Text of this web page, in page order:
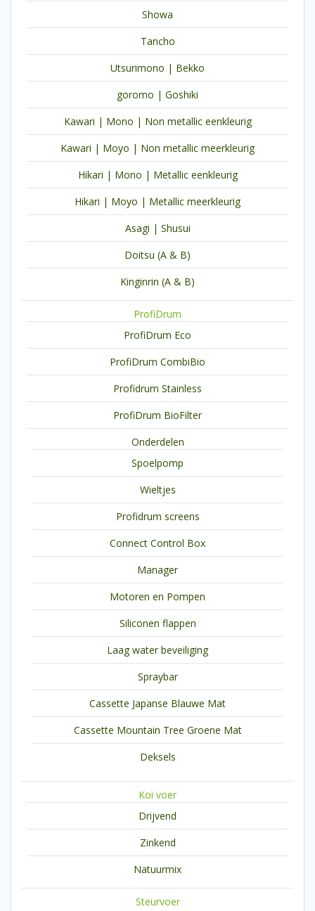
Showa
Tancho
Utsurimono | Bekko
goromo | Goshiki
Kawari | Mono | Non metallic eenkleurig
Kawari | Moyo | Non metallic meerkleurig
Hikari | Mono | Metallic eenkleurig
Hikari | Moyo | Metallic meerkleurig
Asagi | Shusui
Doitsu (A & B)
Kinginrin (A & B)
ProfiDrum
ProfiDrum Eco
ProfiDrum CombiBio
Profidrum Stainless
ProfiDrum BioFilter
Onderdelen
Spoelpomp
Wieltjes
Profidrum screens
Connect Control Box
Manager
Motoren en Pompen
Siliconen flappen
Laag water beveiliging
Spraybar
Cassette Japanse Blauwe Mat
Cassette Mountain Tree Groene Mat
Deksels
Koi voer
Drijvend
Zinkend
Natuurmix
Steurvoer